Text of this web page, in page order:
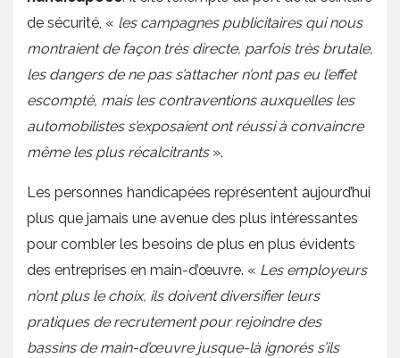
de sécurité, « les campagnes publicitaires qui nous
montraient de façon très directe, parfois très brutale,
les dangers de ne pas s’attacher n’ont pas eu l’effet
escompté, mais les contraventions auxquelles les
automobilistes s’exposaient ont réussi à convaincre
même les plus récalcitrants».
Les personnes handicapées représentent aujourd’hui
plus que jamais une avenue des plus intéressantes
pour combler les besoins de plus en plus évidents
des entreprises en main-d’œuvre. « Les employeurs
n’ont plus le choix, ils doivent diversifier leurs
pratiques de recrutement pour rejoindre des
bassins de main-d’œuvre jusque-là ignorés s’ils